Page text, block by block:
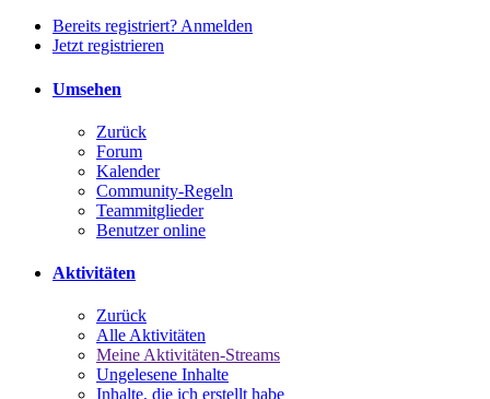
Bereits registriert? Anmelden
Jetzt registrieren
Umsehen
Zurück
Forum
Kalender
Community-Regeln
Teammitglieder
Benutzer online
Aktivitäten
Zurück
Alle Aktivitäten
Meine Aktivitäten-Streams
Ungelesene Inhalte
Inhalte, die ich erstellt habe